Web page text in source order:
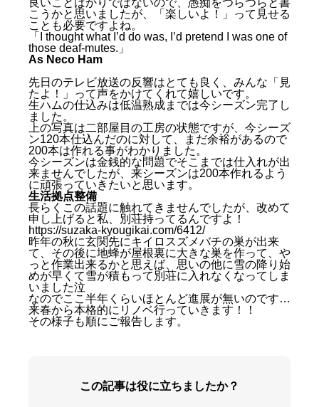
こうかと思いましたが、「楽しいよ！」って見せる
ことも必要ですよね。
「I thought what I’d do was, I’d pretend I was one of
those deaf-mutes.」
As Neco Ham
先日のテレビ放送の反響はとても良く、みんな「見
たよ！」って声をかけてくれて嬉しいです。
生ハムの仕込みは低温熟成までは今シーズン完了し
ました。
上の写真は二部屋目の工房の状態ですが、今シーズ
ン120本仕込んだのに対して、まだ余裕があるので
200本は作れる事がわかりました。
今シーズンは金銭的な問題でそこまでは仕入れが出
来ませんでしたが、来シーズンは200本作れるよう
に頑張っていきたいと思います。
生活拠点整備
長らくこの話題に触れてきませんでしたが、改めて
申し上げると私、別荘持ってるんですよ！
https://suzaka-kyougikai.com/6412/
昨年の秋に玄関先にキイロスズメバチの巣が出来
て、その後に地蜂が屋根裏に大きな巣を作って、や
っと作業出来るかと思えば、思いの他に雪の降り始
めが早くて雪が積もって別荘に入れなくなってしま
いました泣
なのでここ半年くらいほとんど進展が無いのです…
来春から本格的にリノベ行っていきます！！
その様子も順にご報告します。
この記事は役に立ちましたか？
活動マッピング
交流拠点「Forest base」整備
森林サービス産業
As Neco Ham
生活拠点整備